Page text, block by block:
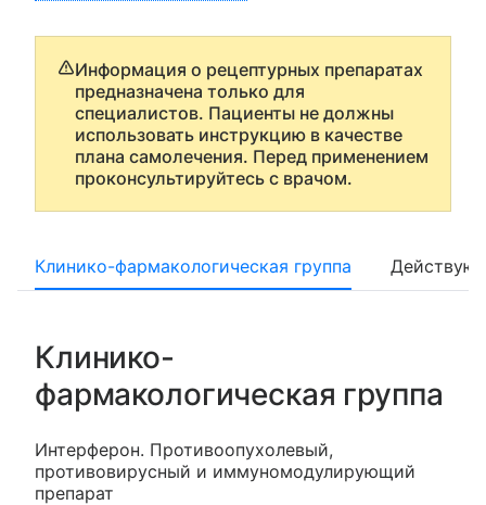
Информация о рецептурных препаратах
предназначена только для
специалистов. Пациенты не должны
использовать инструкцию в качестве
плана самолечения. Перед применением
проконсультируйтесь с врачом.
Клинико-фармакологическая группа
Клинико-
фармакологическая группа
Интерферон. Противоопухолевый,
противовирусный и иммуномодулирующий
препарат